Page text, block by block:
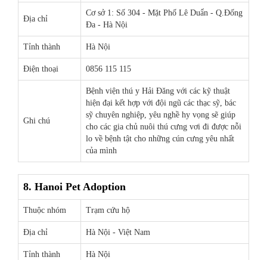
Địa chỉ
Cơ sở 1: Số 304 - Mặt Phố Lê Duẩn - Q.Đống
Đa - Hà Nội
Tỉnh thành Hà Nội
Điện thoại 0856 115 115
Ghi chú
Bệnh viện thú y Hải Đăng với các kỹ thuật
hiện đại kết hợp với đội ngũ các thạc sỹ, bác
sỹ chuyên nghiệp, yêu nghề hy vọng sẽ giúp
cho các gia chủ nuôi thú cưng vơi đi được nỗi
lo về bệnh tật cho những cún cưng yêu nhất
của mình
8. Hanoi Pet Adoption
Thuộc nhóm Trạm cứu hộ
Địa chỉ Hà Nội - Việt Nam
Tỉnh thành Hà Nội